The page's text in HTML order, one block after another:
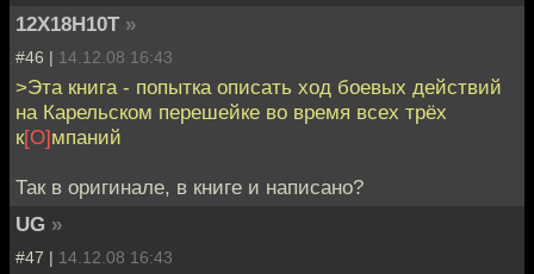
12Х18Н10Т »
#46 | 14.12.08 16:43
>Эта книга - попытка описать ход боевых действий
на Карельском перешейке во время всех трёх
к[О]мпаний
Так в оригинале, в книге и написано?
UG »
#47 | 14.12.08 16:43